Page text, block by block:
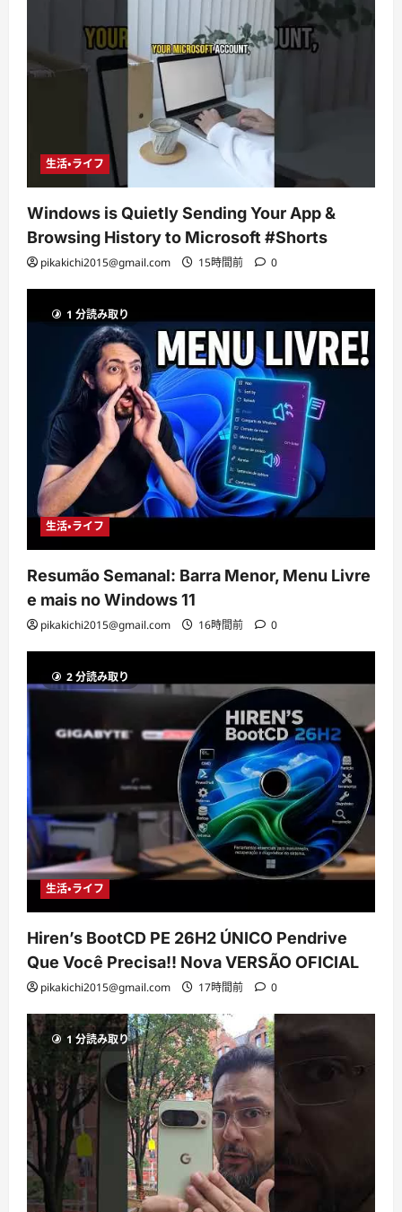
生活・ライフ
Windows is Quietly Sending Your App &
Browsing History to Microsoft #Shorts
pikakichi2015@gmail.com 15時間前 0
1 分読み取り
生活・ライフ
Resumão Semanal: Barra Menor, Menu Livre
e mais no Windows 11
pikakichi2015@gmail.com 16時間前 0
2 分読み取り
生活・ライフ
Hiren’s BootCD PE 26H2 ÚNICO Pendrive
Que Você Precisa!! Nova VERSÃO OFICIAL
pikakichi2015@gmail.com 17時間前 0
1 分読み取り